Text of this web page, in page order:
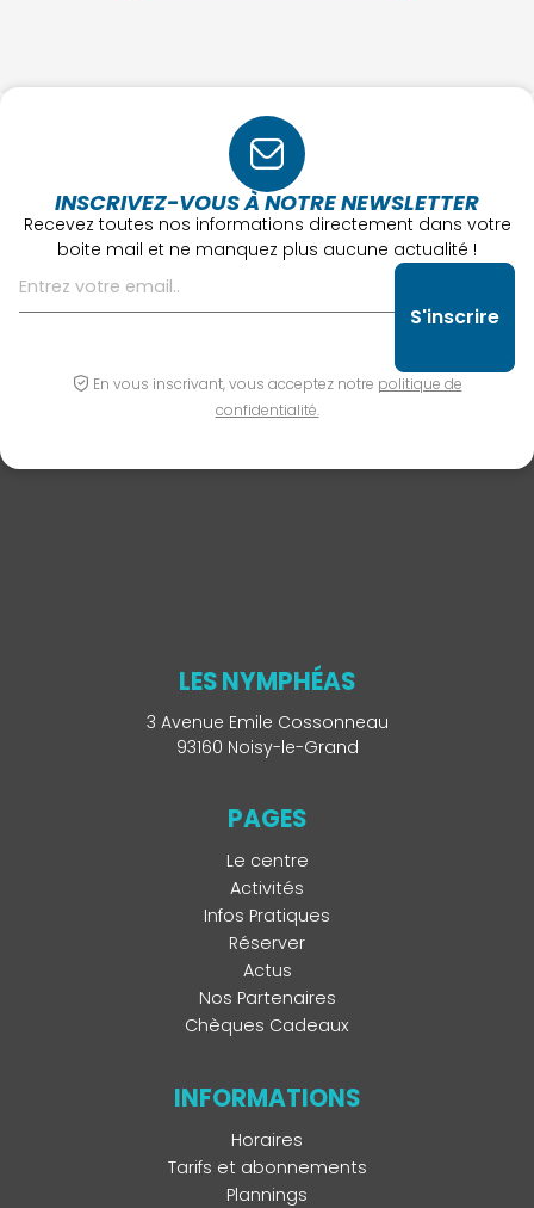
INSCRIVEZ-VOUS À NOTRE NEWSLETTER
Recevez toutes nos informations directement dans votre
boite mail et ne manquez plus aucune actualité !
En vous inscrivant, vous acceptez notre politique de
confidentialité.
LES NYMPHÉAS
3 Avenue Emile Cossonneau
93160 Noisy-le-Grand
PAGES
Le centre
Activités
Infos Pratiques
Réserver
Actus
Nos Partenaires
Chèques Cadeaux
INFORMATIONS
Horaires
Tarifs et abonnements
Plannings